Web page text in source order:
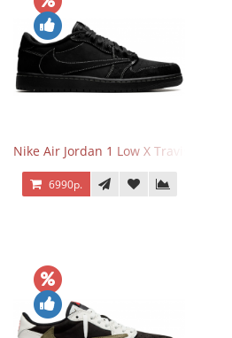
Nike Air Jordan 1 Low X Travis Scott
6990р.